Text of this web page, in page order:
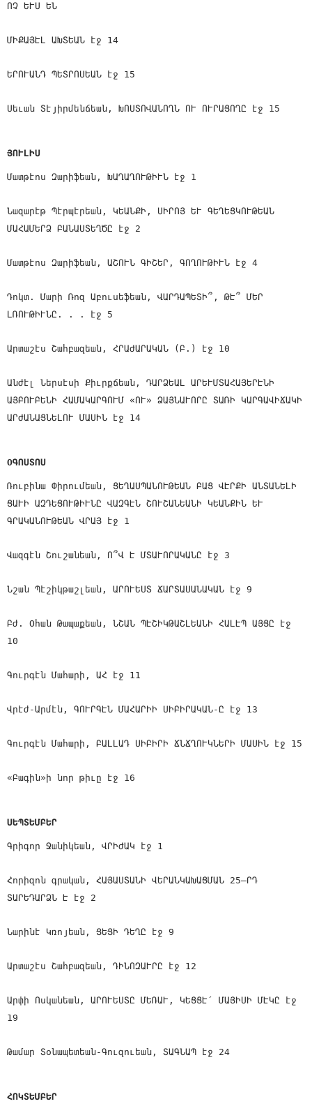
ՈՉ ԵՒՍ ԵՆ
ՄԻՔԱՅԷԼ ԱԽՏԵԱՆ էջ 14
ԵՐՈՒԱՆԴ ՊԵՏՐՈՍԵԱՆ էջ 15
Սեւան Տէյիրմենճեան, ԽՈՍՏՈՎԱՆՈՂՆ ՈՒ ՈՒՐԱՑՈՂԸ էջ 15
ՅՈՒԼԻՍ
Մատթէոս Զարիֆեան, ԽԱՂԱՂՈՒԹԻՒՆ էջ 1
Նազարէթ Պէրպէրեան, ԿԵԱՆՔԻ, ՍԻՐՈՅ ԵՒ ԳԵՂԵՑԿՈՒԹԵԱՆ
ՄԱՀԱՄԵՐՁ ԲԱՆԱՍՏԵՂԾԸ էջ 2
Մատթէոս Զարիֆեան, ԱՇՈՒՆ ԳԻՇԵՐ, ԳՈՂՈՒԹԻՒՆ էջ 4
Դոկտ. Մարի Ռոզ Աբուսեֆեան, ՎԱՐԴԱՊԵՏԻ՞, ԹԷ՞ ՄԵՐ
ԼՌՈՒԹԻՒՆԸ. . . էջ 5
Արտաշէս Շահբազեան, ՀՐԱԺԱՐԱԿԱՆ (Բ.) էջ 10
Անժէլ Ներսէսի Քիւրքճեան, ԴԱՐՁԵԱԼ ԱՐԵՒՄՏԱՀԱՅԵՐԷՆԻ
ԱՅԲՈՒԲԵՆԻ ՀԱՄԱԿԱՐԳՈՒՄ «ՈՒ» ՁԱՅՆԱՒՈՐԸ ՏԱՌԻ ԿԱՐԳԱՎԻՃԱԿԻ
ԱՐԺԱՆԱՑՆԵԼՈՒ ՄԱՍԻՆ էջ 14
ՕԳՈՍՏՈՍ
Ռուբինա Փիրումեան, ՑԵՂԱՍՊԱՆՈՒԹԵԱՆ ԲԱՑ ՎԷՐՔԻ ԱՆՏԱՆԵԼԻ
ՑԱՒԻ ԱԶԴԵՑՈՒԹԻՒՆԸ ՎԱԶԳԷՆ ՇՈՒՇԱՆԵԱՆԻ ԿԵԱՆՔԻՆ ԵՒ
ԳՐԱԿԱՆՈՒԹԵԱՆ ՎՐԱՅ էջ 1
Վազգէն Շուշանեան, Ո՞Վ Է ՄՏԱՒՈՐԱԿԱՆԸ էջ 3
Նշան Պէշիկթաշլեան, ԱՐՈՒԵՍՏ ՃԱՐՏԱՍԱՆԱԿԱՆ էջ 9
Բժ. Օհան Թապաքեան, ՆՇԱՆ ՊԷՇԻԿԹԱՇԼԵԱՆԻ ՀԱԼԷՊ ԱՅՑԸ էջ
10
Գուրգէն Մահարի, ԱՀ էջ 11
Վրէժ-Արմէն, ԳՈՒՐԳԷՆ ՄԱՀԱՐԻԻ ՍԻԲԻՐԱԿԱՆ-Ը էջ 13
Գուրգէն Մահարի, ԲԱԼԼԱԴ ՍԻԲԻՐԻ ՃՆՃՂՈՒԿՆԵՐԻ ՄԱՍԻՆ էջ 15
«Բագին»ի նոր թիւը էջ 16
ՍԵՊՏԵՄԲԵՐ
Գրիգոր Ջանիկեան, ՎՐԻԺԱԿ էջ 1
Հորիզոն գրական, ՀԱՅԱՍՏԱՆԻ ՎԵՐԱՆԿԱԽԱՑՄԱՆ 25—ՐԴ
ՏԱՐԵԴԱՐՁՆ Է էջ 2
Նարինէ Կռոյեան, ՑԵՑԻ ԴԵՂԸ էջ 9
Արտաշէս Շահբազեան, ԴԻՆՈԶԱՒՐԸ էջ 12
Արփի Ոսկանեան, ԱՐՈՒԵՍՏԸ ՄԵՌԱՒ, ԿԵՑՑԷ՛ ՄԱՅԻՍԻ ՄԷԿԸ էջ
19
Թամար Տօնապետեան-Գուզուեան, ՏԱԳՆԱՊ էջ 24
ՀՈԿՏԵՄԲԵՐ